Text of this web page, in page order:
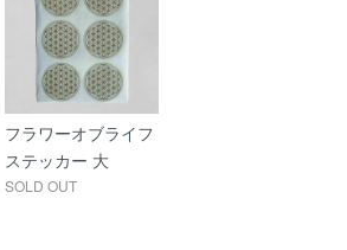
フラワーオブライフ
ステッカー 大
SOLD OUT